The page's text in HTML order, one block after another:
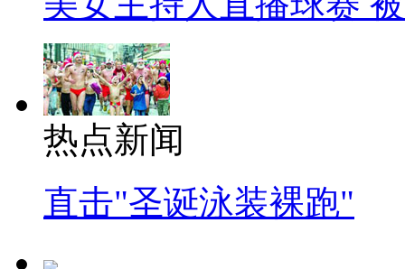
热点新闻
直击"圣诞泳装裸跑"